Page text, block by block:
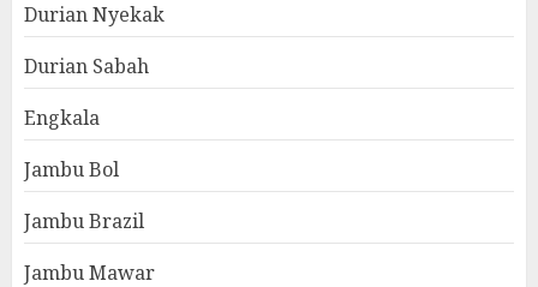
Durian Nyekak
Durian Sabah
Engkala
Jambu Bol
Jambu Brazil
Jambu Mawar